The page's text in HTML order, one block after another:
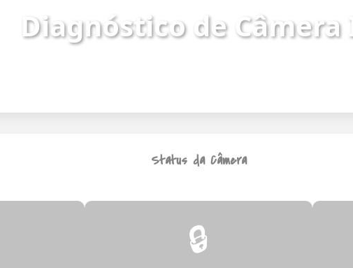
Diagnóstico de Câmera
Status da Câmera
🔒